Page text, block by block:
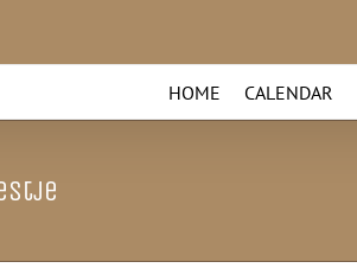
HOME CALENDAR